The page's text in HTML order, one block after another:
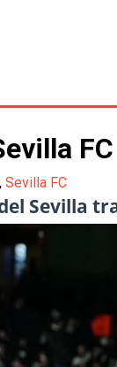
FC
, Sevilla FC
Sevilla